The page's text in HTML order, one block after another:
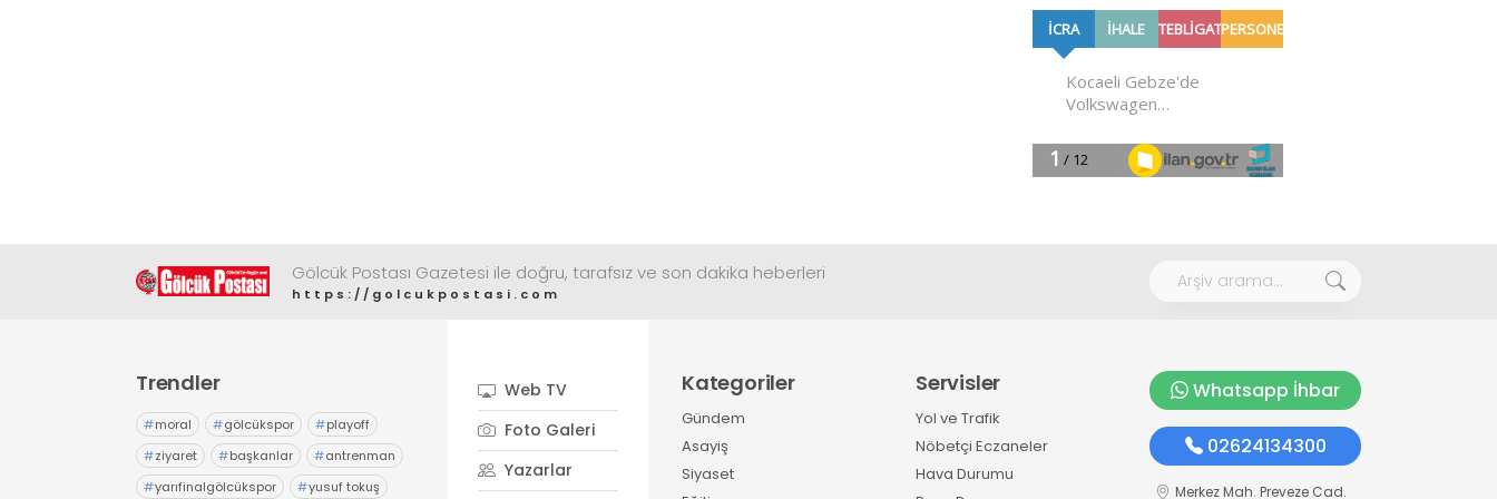
Gölcük Postası Gazetesi ile doğru, tarafsız ve son dakika heberleri
https://golcukpostasi.com
Trendler
#moral #gölcükspor #playoff
#ziyaret #başkanlar #antrenman
#yarıfinalgölcükspor #yusuf tokuş
Web TV
Foto Galeri
Yazarlar
Kategoriler
Gündem
Asayiş
Siyaset
Servisler
Yol ve Trafik
Nöbetçi Eczaneler
Hava Durumu
Whatsapp İhbar
02624134300
Merkez Mah. Preveze Cad.